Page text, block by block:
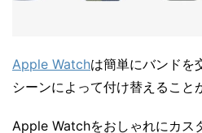
Apple Watchは簡単にバンドを
シーンによって付け替えること
Apple Watchをおしゃれにカス